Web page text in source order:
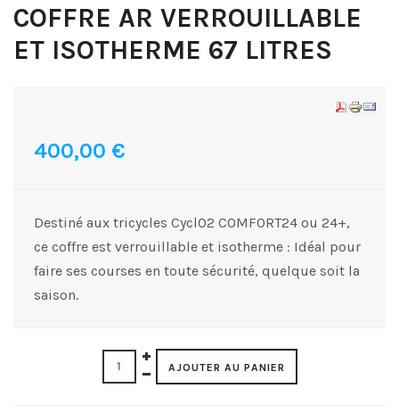
COFFRE AR VERROUILLABLE
ET ISOTHERME 67 LITRES
400,00 €
Destiné aux tricycles CyclO2 COMFORT24 ou 24+,
ce coffre est verrouillable et isotherme : Idéal pour
faire ses courses en toute sécurité, quelque soit la
saison.